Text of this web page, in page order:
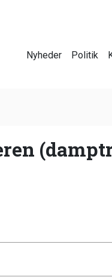
Nyheder Politik